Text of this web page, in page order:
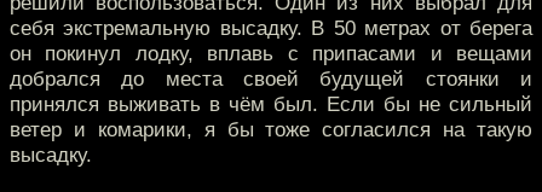
себя экстремальную высадку. В 50 метрах от берега
он покинул лодку, вплавь с припасами и вещами
добрался до места своей будущей стоянки и
принялся выживать в чём был. Если бы не сильный
ветер и комарики, я бы тоже согласился на такую
высадку.